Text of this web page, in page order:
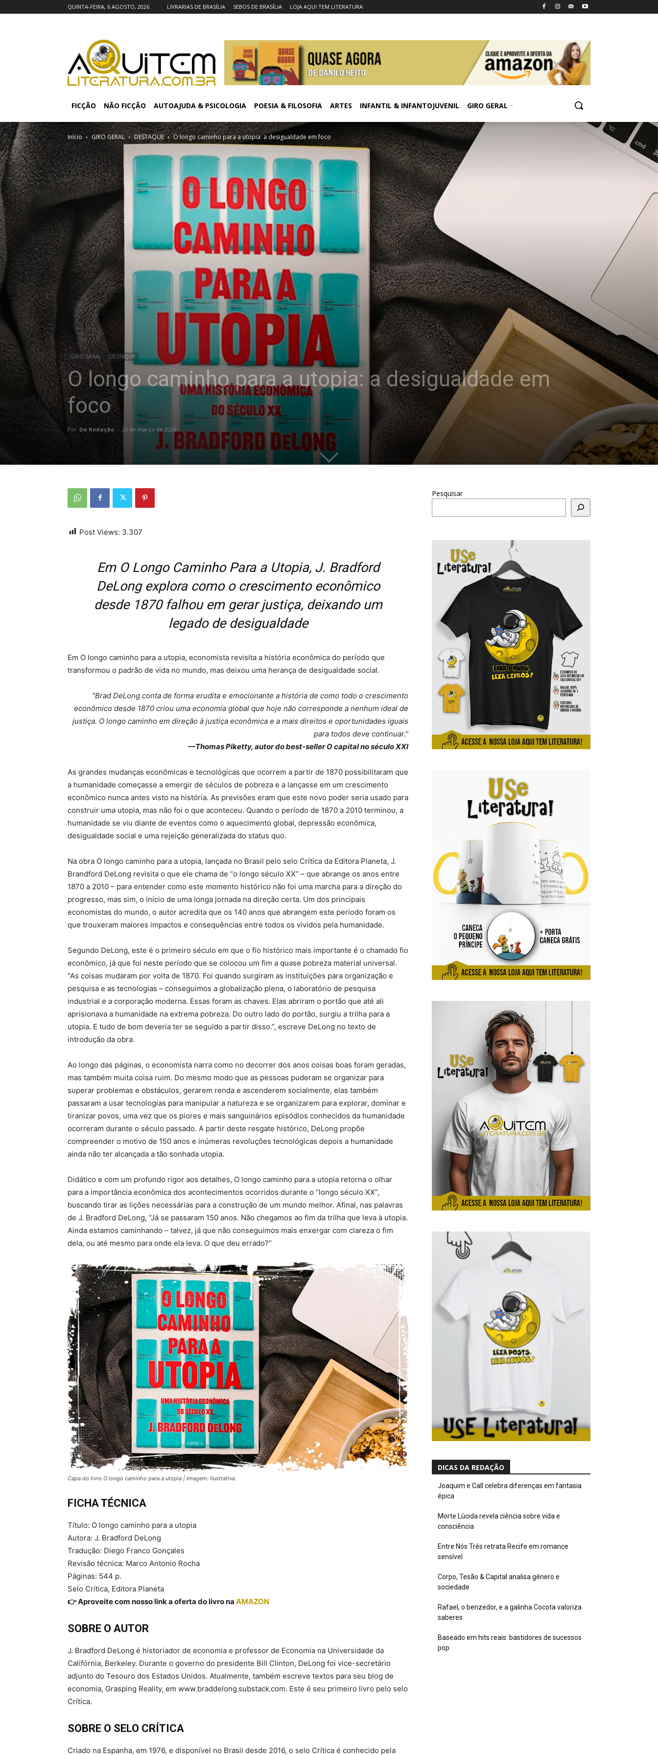
QUINTA-FEIRA, 6 AGOSTO, 2026 LIVRARIAS DE BRASÍLIA SEBOS DE BRASÍLIA LOJA AQUI TEM LITERATURA
FICÇÃO NÃO FICÇÃO AUTOAJUDA & PSICOLOGIA POESIA & FILOSOFIA ARTES INFANTIL & INFANTOJUVENIL GIRO GERAL
Início GIRO GERAL DESTAQUE O longo caminho para a utopia: a desigualdade em foco
GIRO GERAL DESTAQUE
O longo caminho para a utopia: a desigualdade em
foco
Por Da Redação - 23 de março de 2026
Post Views: 3.307
Em O Longo Caminho Para a Utopia, J. Bradford
DeLong explora como o crescimento econômico
desde 1870 falhou em gerar justiça, deixando um
legado de desigualdade
Em O longo caminho para a utopia, economista revisita a história econômica do período que
transformou o padrão de vida no mundo, mas deixou uma herança de desigualdade social.
“Brad DeLong conta de forma erudita e emocionante a história de como todo o crescimento
econômico desde 1870 criou uma economia global que hoje não corresponde a nenhum ideal de
justiça. O longo caminho em direção à justiça econômica e a mais direitos e oportunidades iguais
para todos deve continuar.”
—Thomas Piketty, autor do best-seller O capital no século XXI
As grandes mudanças econômicas e tecnológicas que ocorrem a partir de 1870 possibilitaram que
a humanidade começasse a emergir de séculos de pobreza e a lançasse em um crescimento
econômico nunca antes visto na história. As previsões eram que este novo poder seria usado para
construir uma utopia, mas não foi o que aconteceu. Quando o período de 1870 a 2010 terminou, a
humanidade se viu diante de eventos como o aquecimento global, depressão econômica,
desigualdade social e uma rejeição generalizada do status quo.
Na obra O longo caminho para a utopia, lançada no Brasil pelo selo Crítica da Editora Planeta, J.
Brandford DeLong revisita o que ele chama de “o longo século XX” – que abrange os anos entre
1870 a 2010 – para entender como este momento histórico não foi uma marcha para a direção do
progresso, mas sim, o início de uma longa jornada na direção certa. Um dos principais
economistas do mundo, o autor acredita que os 140 anos que abrangem este período foram os
que trouxeram maiores impactos e consequências entre todos os vividos pela humanidade.
Segundo DeLong, este é o primeiro século em que o fio histórico mais importante é o chamado fio
econômico, já que foi neste período que se colocou um fim a quase pobreza material universal.
“As coisas mudaram por volta de 1870. Foi quando surgiram as instituições para organização e
pesquisa e as tecnologias – conseguimos a globalização plena, o laboratório de pesquisa
industrial e a corporação moderna. Essas foram as chaves. Elas abriram o portão que até ali
aprisionava a humanidade na extrema pobreza. Do outro lado do portão, surgiu a trilha para a
utopia. E tudo de bom deveria ter se seguido a partir disso.”, escreve DeLong no texto de
introdução da obra.
Ao longo das páginas, o economista narra como no decorrer dos anos coisas boas foram geradas,
mas também muita coisa ruim. Do mesmo modo que as pessoas puderam se organizar para
superar problemas e obstáculos, gerarem renda e ascenderem socialmente, elas também
passaram a usar tecnologias para manipular a natureza e se organizarem para explorar, dominar e
tiranizar povos, uma vez que os piores e mais sanguinários episódios conhecidos da humanidade
ocorreram durante o século passado. A partir deste resgate histórico, DeLong propõe
compreender o motivo de 150 anos e inúmeras revoluções tecnológicas depois a humanidade
ainda não ter alcançada a tão sonhada utopia.
Didático e com um profundo rigor aos detalhes, O longo caminho para a utopia retorna o olhar
para a importância econômica dos acontecimentos ocorridos durante o “longo século XX”,
buscando tirar as lições necessárias para a construção de um mundo melhor. Afinal, nas palavras
de J. Bradford DeLong, “Já se passaram 150 anos. Não chegamos ao fim da trilha que leva à utopia.
Ainda estamos caminhando – talvez, já que não conseguimos mais enxergar com clareza o fim
dela, ou até mesmo para onde ela leva. O que deu errado?”
Capa do livro O longo caminho para a utopia | Imagem: Ilustrativa
FICHA TÉCNICA
Título: O longo caminho para a utopia
Autora: J. Bradford DeLong
Tradução: Diego Franco Gonçales
Revisão técnica: Marco Antonio Rocha
Páginas: 544 p.
Selo Crítica, Editora Planeta
👉 Aproveite com nosso link a oferta do livro na AMAZON
SOBRE O AUTOR
J. Bradford DeLong é historiador de economia e professor de Economia na Universidade da
Califórnia, Berkeley. Durante o governo do presidente Bill Clinton, DeLong foi vice-secretário
adjunto do Tesouro dos Estados Unidos. Atualmente, também escreve textos para seu blog de
economia, Grasping Reality, em www܂braddelong܂substack܂com. Este é seu primeiro livro pelo selo
Crítica.
SOBRE O SELO CRÍTICA
Criado na Espanha, em 1976, e disponível no Brasil desde 2016, o selo Crítica é conhecido pela
Pesquisar
DICAS DA REDAÇÃO
Joaquim e Call celebra diferenças em fantasia
épica
Morte Lúcida revela ciência sobre vida e
consciência
Entre Nós Três retrata Recife em romance
sensível
Corpo, Tesão & Capital analisa gênero e
sociedade
Rafael, o benzedor, e a galinha Cocota valoriza
saberes
Baseado em hits reais: bastidores de sucessos
pop